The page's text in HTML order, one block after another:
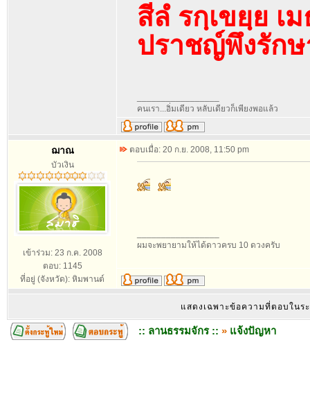
สีลํ รกฺเขยฺย เ
ปราชญ์พึงรัก
คนเรา...อิ่มเดียว หลับเดียวก็เพียงพอแล้ว
ฌาณ
บัวเงิน
เข้าร่วม: 23 ก.ค. 2008
ตอบ: 1145
ที่อยู่ (จังหวัด): หิมพานต์
ตอบเมื่อ: 20 ก.ย. 2008, 11:50 pm
ผมจะพยายามให้ได้ดาวครบ 10 ดวงครับ
แสดงเฉพาะข้อความที่ตอบในร
:: ลานธรรมจักร :: » แจ้งปัญหา